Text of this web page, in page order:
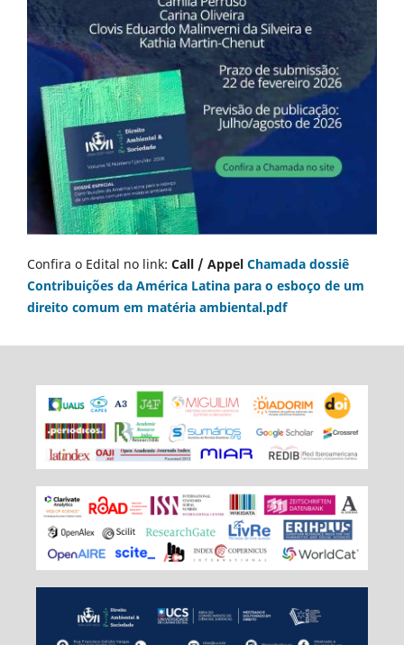
Confira o Edital no link: Call / Appel Chamada dossiê
Contribuições da América Latina para o esboço de um
direito comum em matéria ambiental.pdf